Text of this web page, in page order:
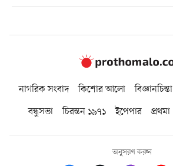
নাগরিক সংবাদ কিশোর আলো বিজ্ঞানচিন্তা
বন্ধুসভা
চিরন্তন ১৯৭১ ইপেপার প্রথমা
অনুসরণ করুন